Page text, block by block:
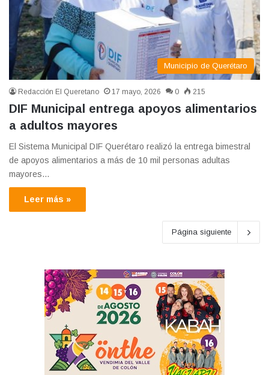
Municipio de Querétaro
Redacción El Queretano 17 mayo, 2026 0 215
DIF Municipal entrega apoyos alimentarios
a adultos mayores
El Sistema Municipal DIF Querétaro realizó la entrega bimestral
de apoyos alimentarios a más de 10 mil personas adultas
mayores…
Leer más »
Página siguiente